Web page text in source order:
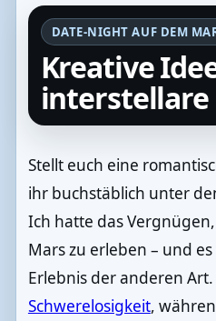
DATE-NIGHT AUF DEM
Kreative
Stellt euch eine
ihr buchstäblich unter
Ich hatte das
Mars zu erleben – und
Erlebnis der anderen
Schwerelosigkeit,